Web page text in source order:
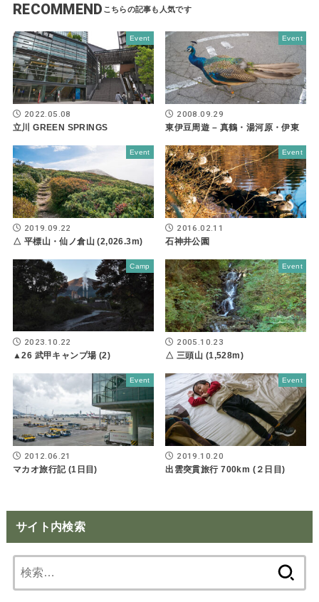
RECOMMEND
Event
2022.05.08
立川 GREEN SPRINGS
Event
2008.09.29
東伊豆周遊 – 真鶴・湯河原・伊東
Event
2019.09.22
△ 平標山・仙ノ倉山 (2,026.3m)
Event
2016.02.11
石神井公園
Camp
2023.10.22
▲26 武甲キャンプ場 (2)
Event
2005.10.23
△ 三頭山 (1,528m)
Event
2012.06.21
マカオ旅行記 (1日目)
Event
2019.10.20
出雲突貫旅行 700km (２日目)
サイト内検索
索: